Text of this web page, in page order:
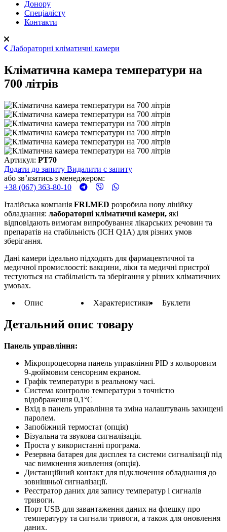
Донору
Спеціалісту
Контакти
Лабораторні кліматичні камери
Кліматична камера температури на
700 літрів
Артикул: PT70
Додати до запиту Видалити с запиту
або звʼязатись з менеджером:
+38 (067) 363-80-10
Італійська компанія FRI.MED розробила нову лінійку
обладнання: лабораторні кліматичні камери, які
відповідають вимогам випробування лікарських речовин та
препаратів на стабільність (ICH Q1A) для різних умов
зберігання.
Дані камери ідеально підходять для фармацевтичної та
медичної промислоості: вакцини, ліки та медичні пристрої
тестуються на стабільність та зберігання у різних кліматичних
умовах.
Опис
Характеристики Буклети
Детальний опис товару
Панель управління:
Мікропроцесорна панель управління PID з кольоровим
9-дюймовим сенсорним екраном.
Графік температури в реальному часі.
Система контролю температури з точністю
відображення 0,1°С
Вхід в панель управління та зміна налаштувань захищені
паролем.
Запобіжний термостат (опція)
Візуальна та звукова сигналізація.
Проста у використанні програма.
Резервна батарея для дисплея та системи сигналізації під
час вимкнення живлення (опція).
Дистанційний контакт для підключення обладнання до
зовнішньої сигналізації.
Реєстратор даних для запису температур і сигналів
тривоги.
Порт USB для завантаження даних на флешку про
температуру та сигнали тривоги, а також для оновлення
даних.